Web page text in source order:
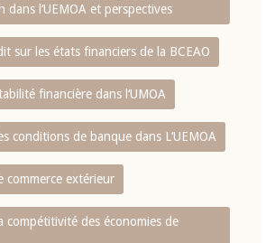
dans l‘UEMOA et perspectives
sur les états financiers de la BCEAO
financière dans l‘UMOA
conditions de banque dans L‘UEMOA
commerce extérieur
compétitivité des économies de